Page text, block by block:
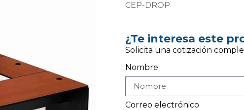
CEP-DROP
¿Te interesa este
Solicita una cotización
Nombre
Correo electrónico